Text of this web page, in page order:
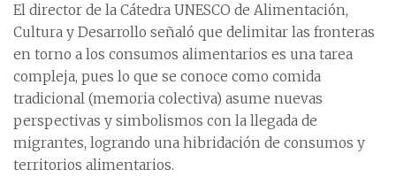
El director de la Cátedra UNESCO de Alimentación,
Cultura y Desarrollo señaló que delimitar las fronteras
en torno a los consumos alimentarios es una tarea
compleja, pues lo que se conoce como comida
tradicional (memoria colectiva) asume nuevas
perspectivas y simbolismos con la llegada de
migrantes, logrando una hibridación de consumos y
territorios alimentarios.